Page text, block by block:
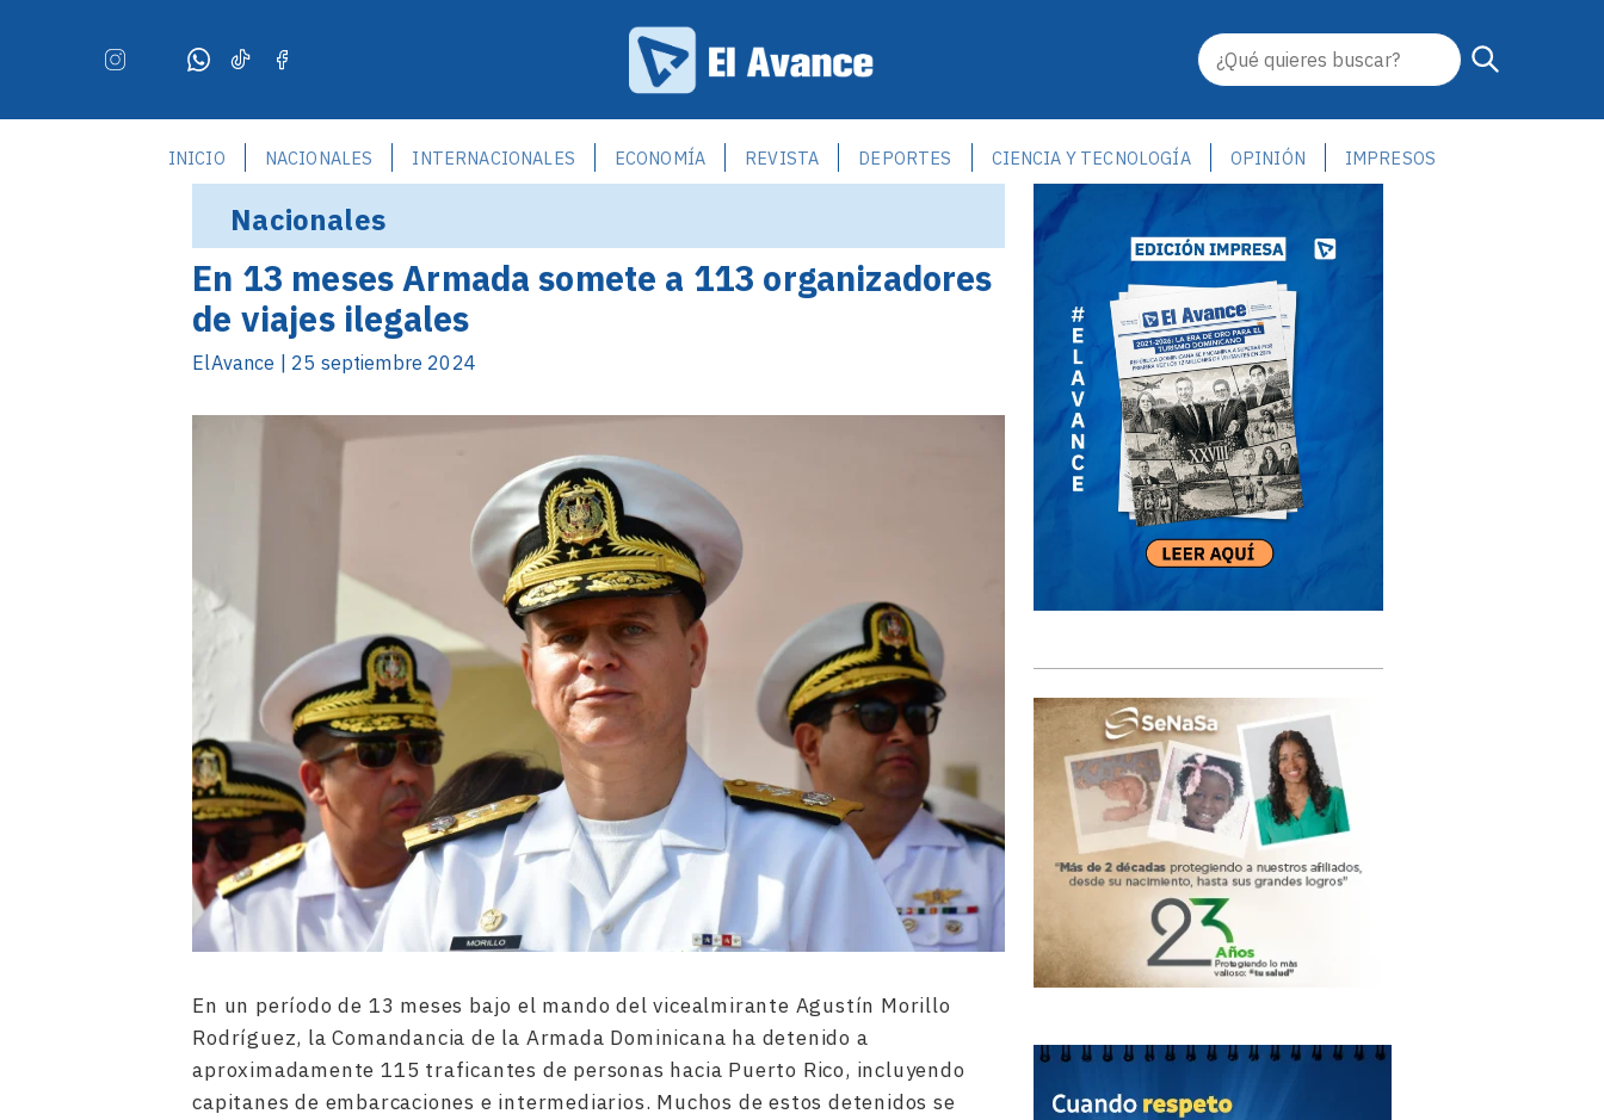
INICIO NACIONALES INTERNACIONALES ECONOMÍA REVISTA DEPORTES CIENCIA Y TECNOLOGÍA OPINIÓN IMPRESOS
Nacionales
En 13 meses Armada somete a 113 organizadores
de viajes ilegales
ElAvance | 25 septiembre 2024
En un período de 13 meses bajo el mando del vicealmirante Agustín Morillo
Rodríguez, la Comandancia de la Armada Dominicana ha detenido a
aproximadamente 115 traficantes de personas hacia Puerto Rico, incluyendo
capitanes de embarcaciones e intermediarios. Muchos de estos detenidos se